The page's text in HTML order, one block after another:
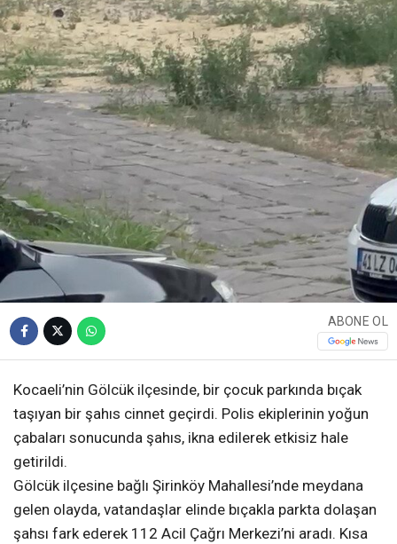
ABONE OL
Kocaeli’nin Gölcük ilçesinde, bir çocuk parkında bıçak
taşıyan bir şahıs cinnet geçirdi. Polis ekiplerinin yoğun
çabaları sonucunda şahıs, ikna edilerek etkisiz hale
getirildi.
Gölcük ilçesine bağlı Şirinköy Mahallesi’nde meydana
gelen olayda, vatandaşlar elinde bıçakla parkta dolaşan
şahsı fark ederek 112 Acil Çağrı Merkezi’ni aradı. Kısa